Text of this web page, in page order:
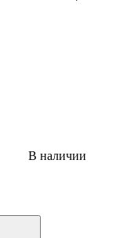
В наличии